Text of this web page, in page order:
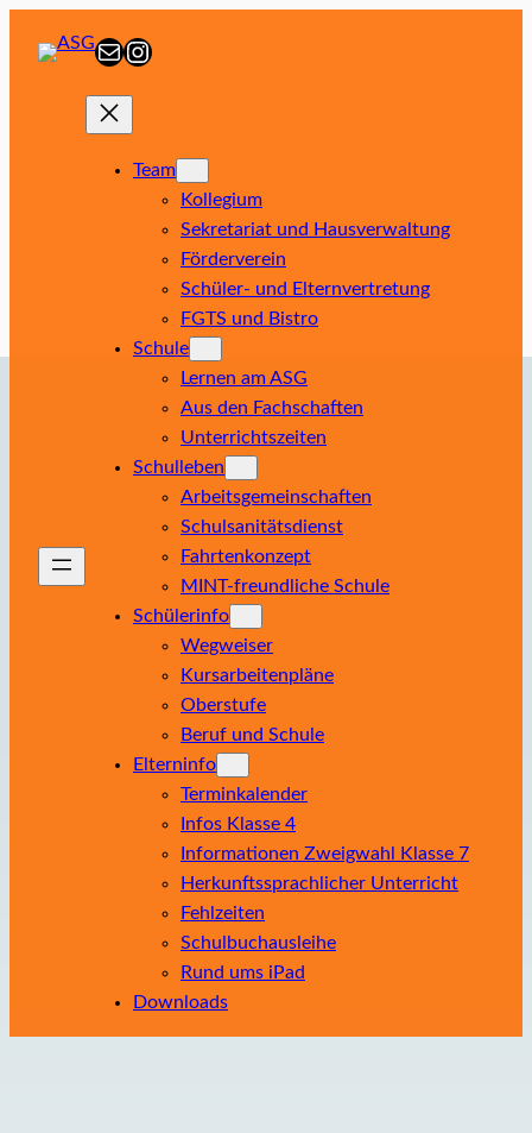
Inhalt
E-MailInstagram
Team
Kollegium
Sekretariat und Hausverwaltung
Förderverein
Schüler- und Elternvertretung
FGTS und Bistro
Schule
Lernen am ASG
Aus den Fachschaften
Unterrichtszeiten
Schulleben
Arbeitsgemeinschaften
Schulsanitätsdienst
Fahrtenkonzept
MINT-freundliche Schule
Schülerinfo
Wegweiser
Kursarbeitenpläne
Oberstufe
Beruf und Schule
Elterninfo
Terminkalender
Infos Klasse 4
Informationen Zweigwahl Klasse 7
Herkunftssprachlicher Unterricht
Fehlzeiten
Schulbuchausleihe
Rund ums iPad
Downloads